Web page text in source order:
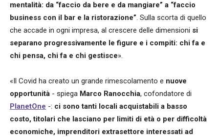
mentalità: da “faccio da bere e da mangiare” a “faccio
business con il bar e la ristorazione”. Sulla scorta di quello
che accade in ogni impresa, al crescere delle dimensioni si
separano progressivamente le figure e i compiti: chi fa e
chi pensa, chi fa e chi gestisce».
«Il Covid ha creato un grande rimescolamento e nuove
opportunità - spiega Marco Ranocchia, cofondatore di
PlanetOne -: ci sono tanti locali acquistabili a basso
costo, titolari che lasciano per limiti di età o per difficoltà
economiche, imprenditori extrasettore interessati ad